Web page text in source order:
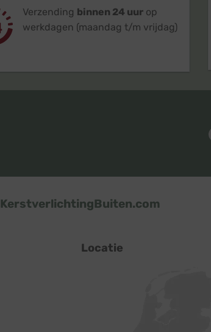
Verzending binnen 24 uurop
werkdagen (maandag t/m vrijdag)
KerstverlichtingBuiten.com
Locatie